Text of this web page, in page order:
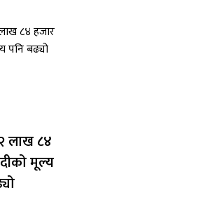
लाख ८४
मूल्य